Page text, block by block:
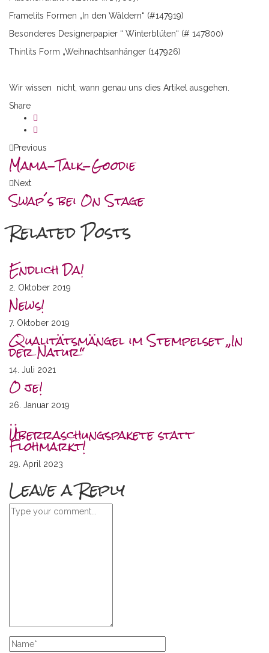
Framelits Formen „In den Wäldern“ (#147919)
Besonderes Designerpapier “ Winterblüten“ (# 147800)
Thinlits Form „Weihnachtsanhänger (147926)
Wir wissen nicht, wann genau uns dies Artikel ausgehen.
Share
Previous
Mama-Talk-Goodie
Next
Swap´s bei On Stage
Related Posts
Endlich Da!
2. Oktober 2019
News!
7. Oktober 2019
Qualitätsmängel im Stempelset „In
der Natur“
14. Juli 2021
O je!
26. Januar 2019
Überraschungspakete statt
Flohmarkt!
29. April 2023
Leave a Reply